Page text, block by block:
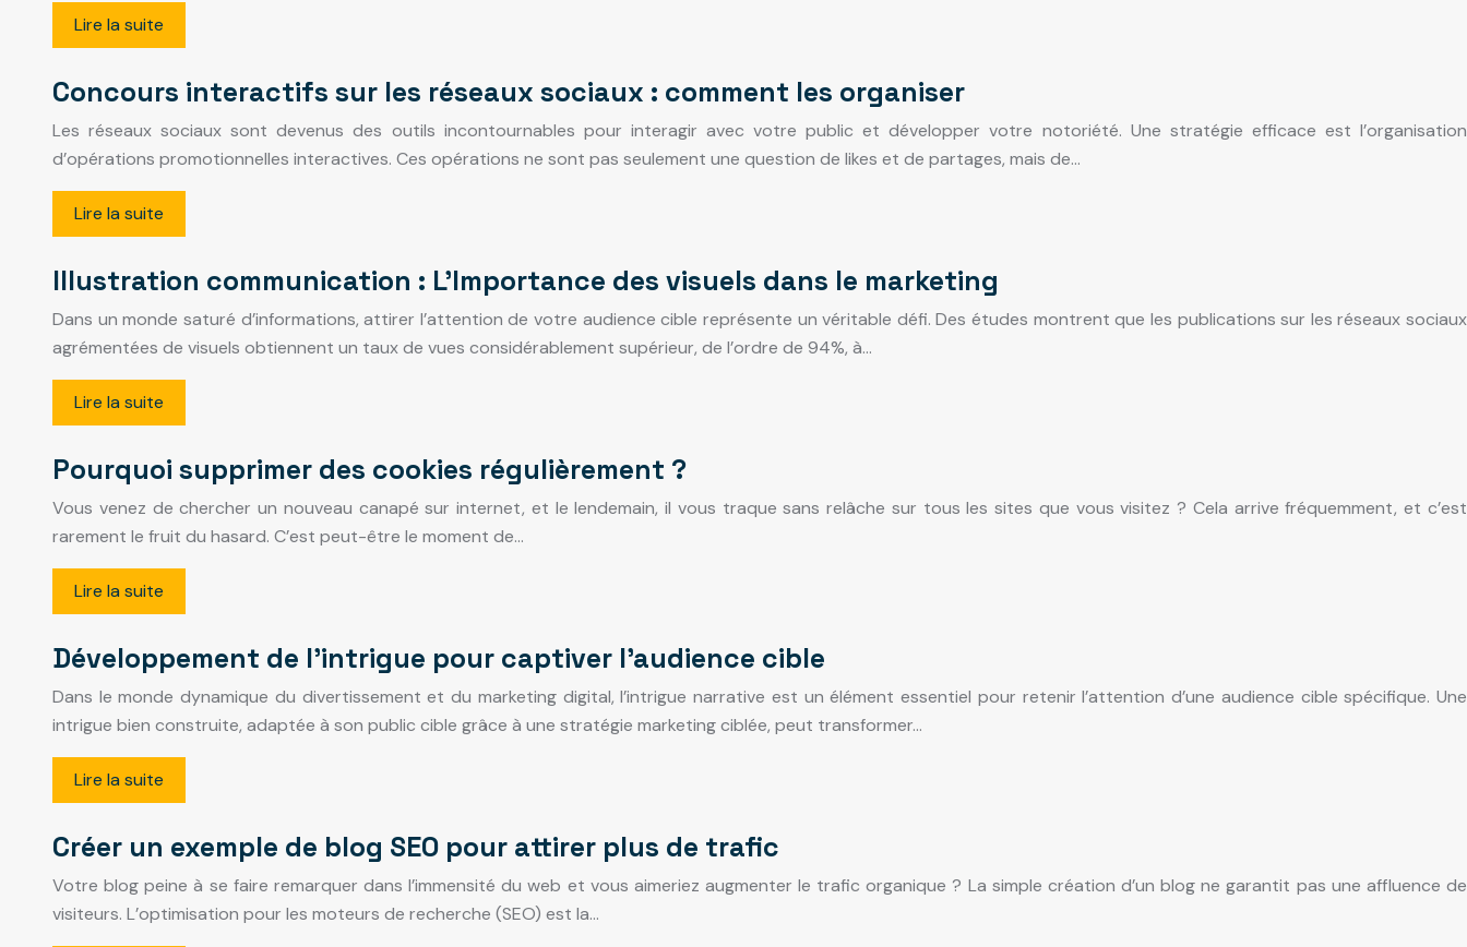
Lire la suite
Concours interactifs sur les réseaux sociaux : comment les organiser
Les réseaux sociaux sont devenus des outils incontournables pour interagir avec votre public et développer votre notoriété. Une stratégie efficace est l’organisation
d’opérations promotionnelles interactives. Ces opérations ne sont pas seulement une question de likes et de partages, mais de…
Lire la suite
Illustration communication : L’Importance des visuels dans le marketing
Dans un monde saturé d’informations, attirer l’attention de votre audience cible représente un véritable défi. Des études montrent que les publications sur les réseaux sociaux
agrémentées de visuels obtiennent un taux de vues considérablement supérieur, de l’ordre de 94%, à…
Lire la suite
Pourquoi supprimer des cookies régulièrement ?
Vous venez de chercher un nouveau canapé sur internet, et le lendemain, il vous traque sans relâche sur tous les sites que vous visitez ? Cela arrive fréquemment, et c’est
rarement le fruit du hasard. C’est peut-être le moment de…
Lire la suite
Développement de l’intrigue pour captiver l’audience cible
Dans le monde dynamique du divertissement et du marketing digital, l’intrigue narrative est un élément essentiel pour retenir l’attention d’une audience cible spécifique. Une
intrigue bien construite, adaptée à son public cible grâce à une stratégie marketing ciblée, peut transformer…
Lire la suite
Créer un exemple de blog SEO pour attirer plus de trafic
Votre blog peine à se faire remarquer dans l’immensité du web et vous aimeriez augmenter le trafic organique ? La simple création d’un blog ne garantit pas une affluence de
visiteurs. L’optimisation pour les moteurs de recherche (SEO) est la…